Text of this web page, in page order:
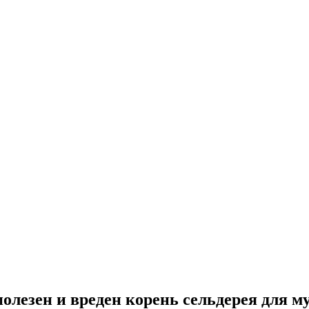
и вреден корень сельдерея для